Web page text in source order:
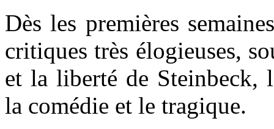
Dès les premières
critiques très élogieuses,
et la liberté de Steinbeck,
la comédie et le tragique.